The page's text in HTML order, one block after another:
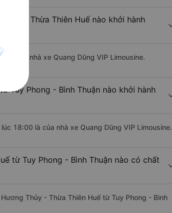
- Thừa Thiên Huế nào khởi hành
là của nhà xe Quang Dũng VIP Limousine.
Tuy Phong - Bình Thuận nào khởi hành
18:00 là của nhà xe Quang Dũng VIP Limousine.
từ Tuy Phong - Bình Thuận nào có chất
Thủy - Thừa Thiên Huế từ Tuy Phong - Bình